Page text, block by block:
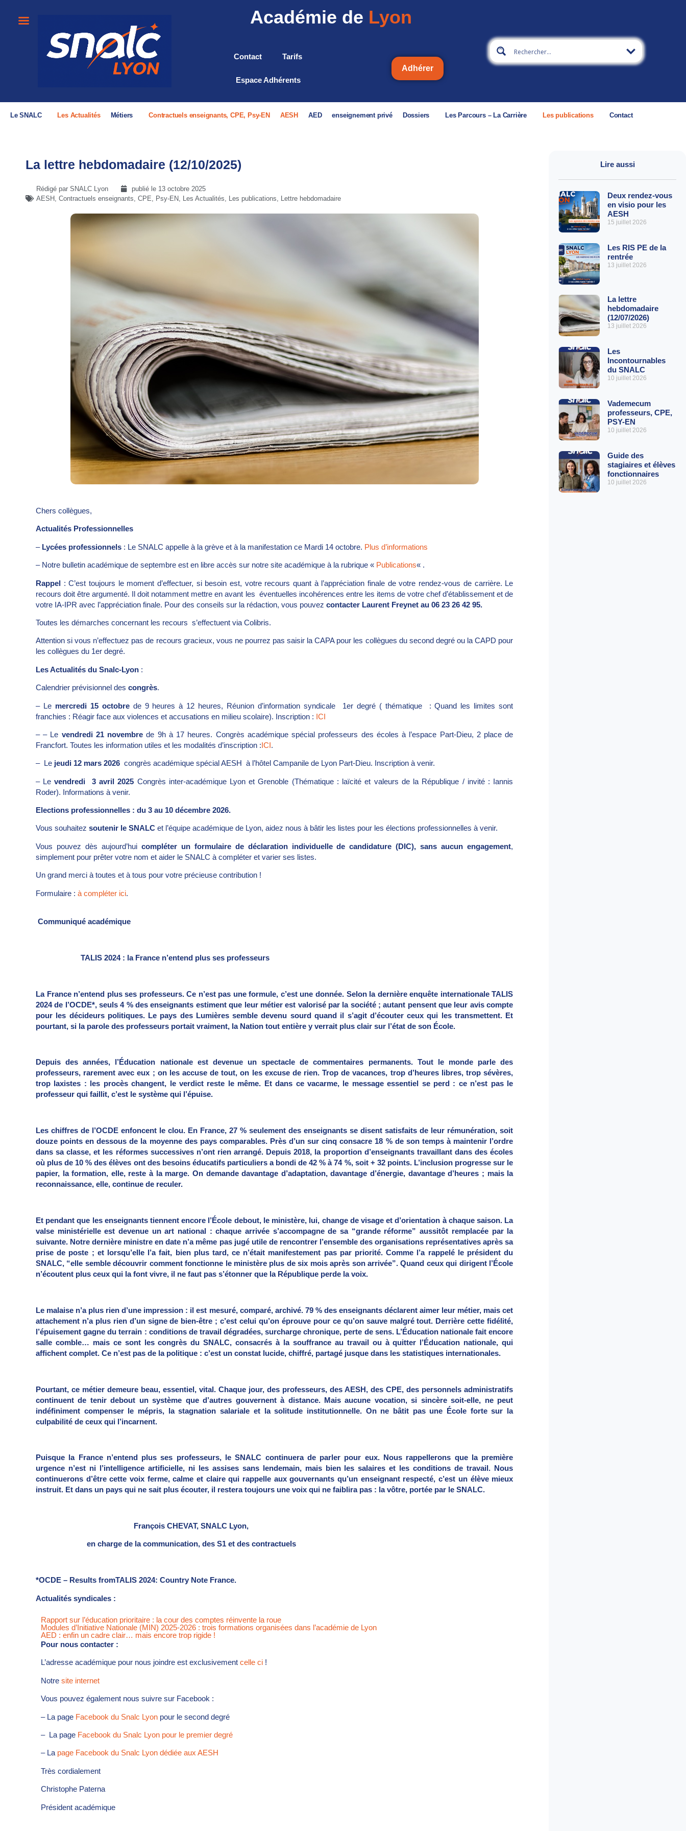
Académie de Lyon
Contact Tarifs
Espace Adhérents
Adhérer
Le SNALC Les Actualités Métiers Contractuels enseignants, CPE, Psy-EN AESH AED enseignement privé Dossiers Les Parcours – La Carrière Les publications Contact
La lettre hebdomadaire (12/10/2025)
Rédigé par SNALC Lyon publié le 13 octobre 2025
AESH , Contractuels enseignants, CPE, Psy-EN, Les Actualités, Les publications, Lettre hebdomadaire
Chers collègues,
Actualités Professionnelles
– Lycées professionnels : Le SNALC appelle à la grève et à la manifestation ce Mardi 14 octobre. Plus d’informations
– Notre bulletin académique de septembre est en libre accès sur notre site académique à la rubrique « Publications« .
Rappel : C’est toujours le moment d’effectuer, si besoin est, votre recours quant à l’appréciation finale de votre rendez-vous de carrière. Le
recours doit être argumenté. Il doit notamment mettre en avant les éventuelles incohérences entre les items de votre chef d’établissement et de
votre IA-IPR avec l’appréciation finale. Pour des conseils sur la rédaction, vous pouvez contacter Laurent Freynet au 06 23 26 42 95.
Toutes les démarches concernant les recours s’effectuent via Colibris.
Attention si vous n’effectuez pas de recours gracieux, vous ne pourrez pas saisir la CAPA pour les collègues du second degré ou la CAPD pour
les collègues du 1er degré.
Les Actualités du Snalc-Lyon :
Calendrier prévisionnel des congrès.
– Le mercredi 15 octobrede 9 heures à 12 heures, Réunion d’information syndicale 1er degré ( thématique : Quand les limites sont
franchies : Réagir face aux violences et accusations en milieu scolaire). Inscription : ICI
– – Le vendredi 21 novembre de 9h à 17 heures. Congrès académique spécial professeurs des écoles à l’espace Part-Dieu, 2 place de
Francfort. Toutes les information utiles et les modalités d’inscription :ICI.
– Le jeudi 12 mars 2026 congrès académique spécial AESH à l’hôtel Campanile de Lyon Part-Dieu. Inscription à venir.
– Levendredi 3 avril 2025 Congrès inter-académique Lyon et Grenoble (Thématique : laïcité et valeurs de la République / invité : Iannis
Roder). Informations à venir.
Elections professionnelles : du 3 au 10 décembre 2026.
Vous souhaitez soutenir le SNALC et l’équipe académique de Lyon, aidez nous à bâtir les listes pour les élections professionnelles à venir.
Vous pouvez dès aujourd’hui compléter un formulaire de déclaration individuelle de candidature (DIC), sans aucun engagement,
simplement pour prêter votre nom et aider le SNALC à compléter et varier ses listes.
Un grand merci à toutes et à tous pour votre précieuse contribution !
Formulaire : à compléter ici.
Communiqué académique
TALIS 2024 : la France n’entend plus ses professeurs
La France n’entend plus ses professeurs. Ce n’est pas une formule, c’est une donnée. Selon la dernière enquête internationale TALIS
2024 de l’OCDE*, seuls 4 % des enseignants estiment que leur métier est valorisé par la société ; autant pensent que leur avis compte
pour les décideurs politiques. Le pays des Lumières semble devenu sourd quand il s’agit d’écouter ceux qui les transmettent. Et
pourtant, si la parole des professeurs portait vraiment, la Nation tout entière y verrait plus clair sur l’état de son École.
Depuis des années, l’Éducation nationale est devenue un spectacle de commentaires permanents. Tout le monde parle des
professeurs, rarement avec eux ; on les accuse de tout, on les excuse de rien. Trop de vacances, trop d’heures libres, trop sévères,
trop laxistes : les procès changent, le verdict reste le même. Et dans ce vacarme, le message essentiel se perd : ce n’est pas le
professeur qui faillit, c’est le système qui l’épuise.
Les chiffres de l’OCDE enfoncent le clou. En France, 27 % seulement des enseignants se disent satisfaits de leur rémunération, soit
douze points en dessous de la moyenne des pays comparables. Près d’un sur cinq consacre 18 % de son temps à maintenir l’ordre
dans sa classe, et les réformes successives n’ont rien arrangé. Depuis 2018, la proportion d’enseignants travaillant dans des écoles
où plus de 10 % des élèves ont des besoins éducatifs particuliers a bondi de 42 % à 74 %, soit + 32 points. L’inclusion progresse sur le
papier, la formation, elle, reste à la marge. On demande davantage d’adaptation, davantage d’énergie, davantage d’heures ; mais la
reconnaissance, elle, continue de reculer.
Et pendant que les enseignants tiennent encore l’École debout, le ministère, lui, change de visage et d’orientation à chaque saison. La
valse ministérielle est devenue un art national : chaque arrivée s’accompagne de sa “grande réforme” aussitôt remplacée par la
suivante. Notre dernière ministre en date n’a même pas jugé utile de rencontrer l’ensemble des organisations représentatives après sa
prise de poste ; et lorsqu’elle l’a fait, bien plus tard, ce n’était manifestement pas par priorité. Comme l’a rappelé le président du
SNALC, “elle semble découvrir comment fonctionne le ministère plus de six mois après son arrivée”. Quand ceux qui dirigent l’École
n’écoutent plus ceux qui la font vivre, il ne faut pas s’étonner que la République perde la voix.
Le malaise n’a plus rien d’une impression : il est mesuré, comparé, archivé. 79 % des enseignants déclarent aimer leur métier, mais cet
attachement n’a plus rien d’un signe de bien-être ; c’est celui qu’on éprouve pour ce qu’on sauve malgré tout. Derrière cette fidélité,
l’épuisement gagne du terrain : conditions de travail dégradées, surcharge chronique, perte de sens. L’Éducation nationale fait encore
salle comble… mais ce sont les congrès du SNALC, consacrés à la souffrance au travail ou à quitter l’Éducation nationale, qui
affichent complet. Ce n’est pas de la politique : c’est un constat lucide, chiffré, partagé jusque dans les statistiques internationales.
Pourtant, ce métier demeure beau, essentiel, vital. Chaque jour, des professeurs, des AESH, des CPE, des personnels administratifs
continuent de tenir debout un système que d’autres gouvernent à distance. Mais aucune vocation, si sincère soit-elle, ne peut
indéfiniment compenser le mépris, la stagnation salariale et la solitude institutionnelle. On ne bâtit pas une École forte sur la
culpabilité de ceux qui l’incarnent.
Puisque la France n’entend plus ses professeurs, le SNALC continuera de parler pour eux. Nous rappellerons que la première
urgence n’est ni l’intelligence artificielle, ni les assises sans lendemain, mais bien les salaires et les conditions de travail. Nous
continuerons d’être cette voix ferme, calme et claire qui rappelle aux gouvernants qu’un enseignant respecté, c’est un élève mieux
instruit. Et dans un pays qui ne sait plus écouter, il restera toujours une voix qui ne faiblira pas : la vôtre, portée par le SNALC.
François CHEVAT, SNALC Lyon,
en charge de la communication, des S1 et des contractuels
*OCDE – Results fromTALIS 2024: Country Note France.
Actualités syndicales :
Rapport sur l’éducation prioritaire : la cour des comptes réinvente la roue
Modules d’Initiative Nationale (MIN) 2025-2026 : trois formations organisées dans l’académie de Lyon
AED : enfin un cadre clair… mais encore trop rigide !
Pour nous contacter :
L’adresse académique pour nous joindre est exclusivement celle ci !
Notre site internet
Vous pouvez également nous suivre sur Facebook :
– La page Facebook du Snalc Lyon pour le second degré
– La page Facebook du Snalc Lyon pour le premier degré
– La page Facebook du Snalc Lyon dédiée aux AESH
Très cordialement
Christophe Paterna
Président académique
Lire aussi
Deux rendez-vous
en visio pour les
AESH
15 juillet 2026
Les RIS PE de la
rentrée
13 juillet 2026
La lettre
hebdomadaire
(12/07/2026)
13 juillet 2026
Les
Incontournables
du SNALC
10 juillet 2026
Vademecum
professeurs, CPE,
PSY-EN
10 juillet 2026
Guide des
stagiaires et élèves
fonctionnaires
10 juillet 2026